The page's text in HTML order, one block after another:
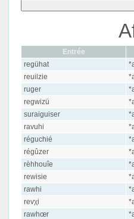
Entrée
regühat
reuilzie
ruger
regwizü
suraiguiser
ravuhi
réguchié
régûzer
rèhhouîe
rewisie
rawhi
revχi
rawhœr